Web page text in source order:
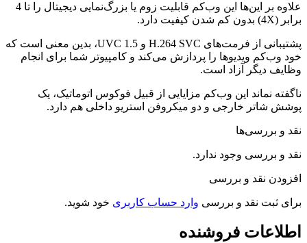
علاوه بر این‌ها این وب‌کم قابلیت زوم یا بزرگ‌نمایی دیجیتال را تا 4
برابر (4X) بدون کم شدن کیفیت دارد.
پشتیبانی از فرمت‌های H.264 SVC و UVC 1.5، بدین معنی است که
خود وب‌کم ویدیوها را پردازش می‌کند و کامپیوتر شما برای انجام
وظایف دیگر آزاد است.
ناگفته نماند این وب‌کم مزایایی از قبیل فوکوس اتوماتیک، یک
پوشش شاتر خارجی و دو میکروفن استریو داخلی هم دارد.
نقد و بررسی‌ها
نقد و بررسی وجود ندارد.
افزودن نقد و بررسی
برای ثبت نقد و بررسی وارد حساب کاربری خود شوید.
اطلاعات فروشنده